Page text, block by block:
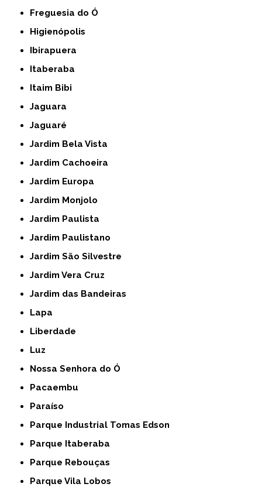
Freguesia do Ó
Higienópolis
Ibirapuera
Itaberaba
Itaim Bibi
Jaguara
Jaguaré
Jardim Bela Vista
Jardim Cachoeira
Jardim Europa
Jardim Monjolo
Jardim Paulista
Jardim Paulistano
Jardim São Silvestre
Jardim Vera Cruz
Jardim das Bandeiras
Lapa
Liberdade
Luz
Nossa Senhora do Ó
Pacaembu
Paraíso
Parque Industrial Tomas Edson
Parque Itaberaba
Parque Rebouças
Parque Vila Lobos